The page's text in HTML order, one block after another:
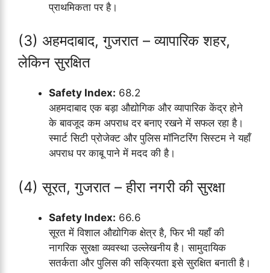
प्राथमिकता पर है।
(3) अहमदाबाद, गुजरात – व्यापारिक शहर,
लेकिन सुरक्षित
Safety Index: 68.2
अहमदाबाद एक बड़ा औद्योगिक और व्यापारिक केंद्र होने
के बावजूद कम अपराध दर बनाए रखने में सफल रहा है।
स्मार्ट सिटी प्रोजेक्ट और पुलिस मॉनिटरिंग सिस्टम ने यहाँ
अपराध पर काबू पाने में मदद की है।
(4) सूरत, गुजरात – हीरा नगरी की सुरक्षा
Safety Index: 66.6
सूरत में विशाल औद्योगिक क्षेत्र है, फिर भी यहाँ की
नागरिक सुरक्षा व्यवस्था उल्लेखनीय है। सामुदायिक
सतर्कता और पुलिस की सक्रियता इसे सुरक्षित बनाती है।